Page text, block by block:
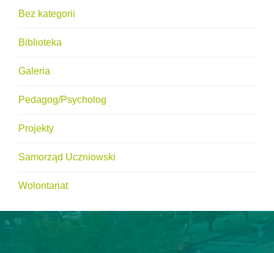
Bez kategorii
Biblioteka
Galeria
Pedagog/Psycholog
Projekty
Samorząd Uczniowski
Wolontariat